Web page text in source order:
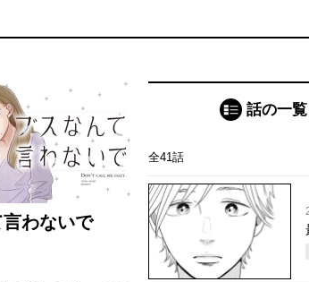
わないで
話の一覧
全41話